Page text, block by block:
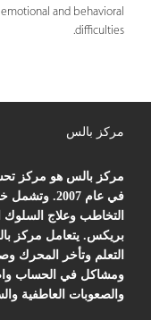
emotional and behavioral
difficulties.
مركز بالس
مركز بالس هو مركز
في عام 2007.
التخاطب وعلاج السلوك
بريكس. يتعامل مركز
التعلم وتأخر المحرك
ومشاكل في الحساب
والصعوبات العاطفية